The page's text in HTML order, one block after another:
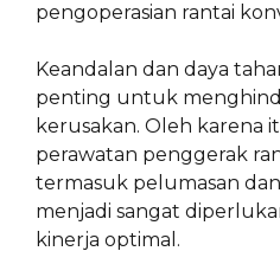
pengoperasian rantai
Keandalan dan daya
penting untuk
kerusakan. Oleh karena
perawatan penggerak
termasuk pelumasan
menjadi sangat
kinerja optimal.